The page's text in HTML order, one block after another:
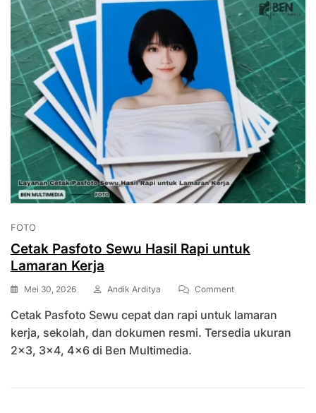
FOTO
Cetak Pasfoto Sewu Hasil Rapi untuk
Lamaran Kerja
Mei 30, 2026 Andik Arditya CommentOn
Pasfoto
Sewu
Cetak Pasfoto Sewu cepat dan rapi untuk lamaran
kerja, sekolah, dan dokumen resmi. Tersedia ukuran
2×3, 3×4, 4×6 di Ben Multimedia.